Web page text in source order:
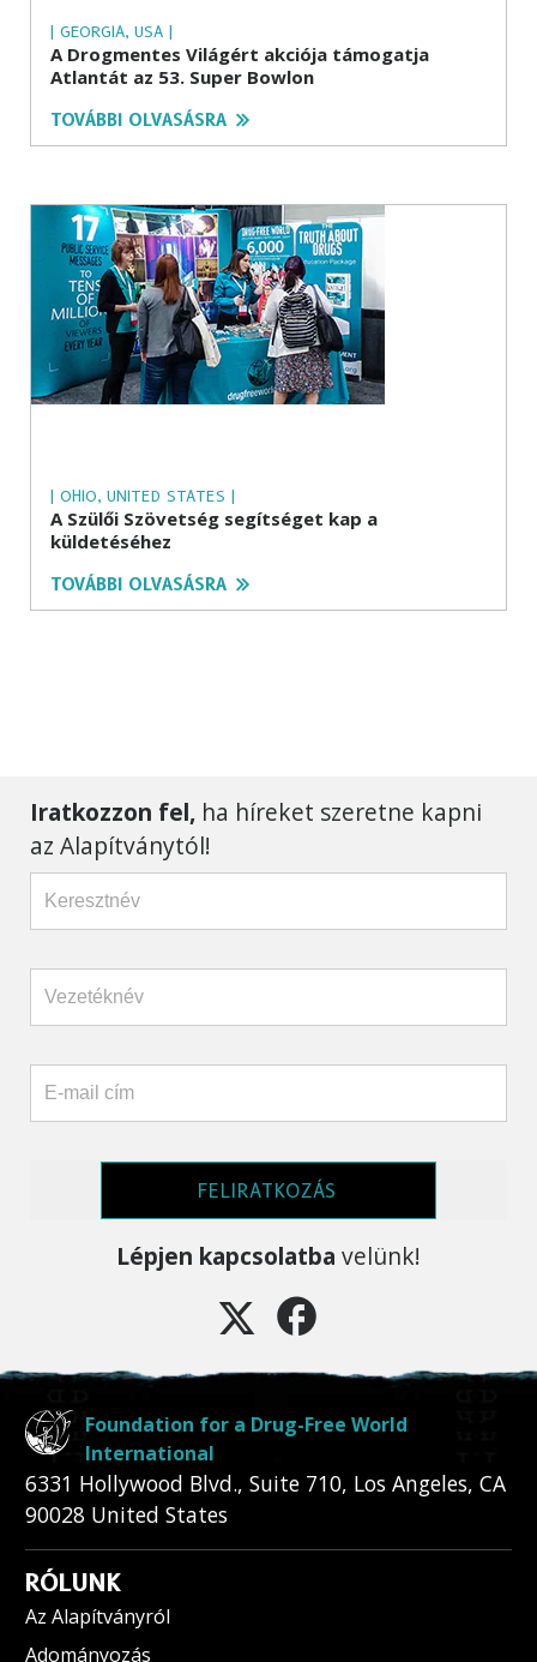
| GEORGIA, USA |
A Drogmentes Világért akciója támogatja
Atlantát az 53. Super Bowlon
TOVÁBBI OLVASÁSRA
| OHIO, UNITED STATES |
A Szülői Szövetség segítséget kap a
küldetéséhez
TOVÁBBI OLVASÁSRA
Iratkozzon fel, ha híreket szeretne kapni
az Alapítványtól!
FELIRATKOZÁS
Lépjen kapcsolatba velünk!
Foundation for a Drug-Free World
International
6331 Hollywood Blvd., Suite 710, Los Angeles, CA
90028 United States
RÓLUNK
Az Alapítványról
Adományozás